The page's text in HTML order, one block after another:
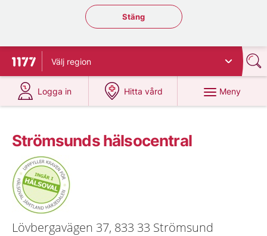
Stäng regionsväljaren
Stäng
Till startsidan för 1177
Välj region
Logga in
på 1177.se
Hitta vård
på 1177.se
Meny
Strömsunds hälsocentral
Lövbergavägen 37, 833 33 Strömsund